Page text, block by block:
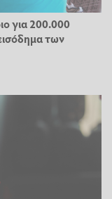
για 200.000
των